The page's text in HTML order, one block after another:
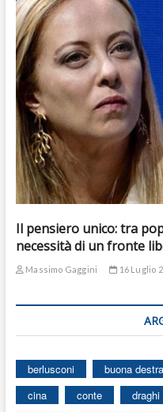
Il pensiero unico: tra
necessità di un fronte
Massimo Gaggini 16 Luglio
berlusconi buona destra
cina
conte draghi